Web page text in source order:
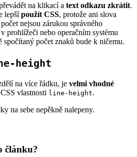
na klikací a text odkazu zkrátit.
lepšípoužít CSS, protože ani slova
nejsou zárukou správného
prohlížeči nebo operačním systému
spočítaný počet znaků bude k ničemu.
height
na více řádku, je velmi vhodné
vlastnosti line-height.
na sebe nepěkně nalepeny.
článku?